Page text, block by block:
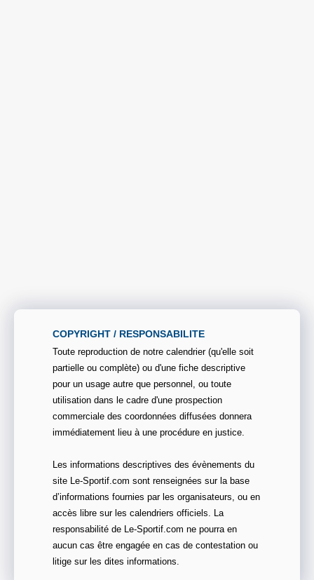
COPYRIGHT / RESPONSABILITE
Toute reproduction de notre calendrier (qu'elle soit
partielle ou complète) ou d'une fiche descriptive
pour un usage autre que personnel, ou toute
utilisation dans le cadre d'une prospection
commerciale des coordonnées diffusées donnera
immédiatement lieu à une procédure en justice.
Les informations descriptives des évènements du
site Le-Sportif.com sont renseignées sur la base
d’informations fournies par les organisateurs, ou en
accès libre sur les calendriers officiels. La
responsabilité de Le-Sportif.com ne pourra en
aucun cas être engagée en cas de contestation ou
litige sur les dites informations.